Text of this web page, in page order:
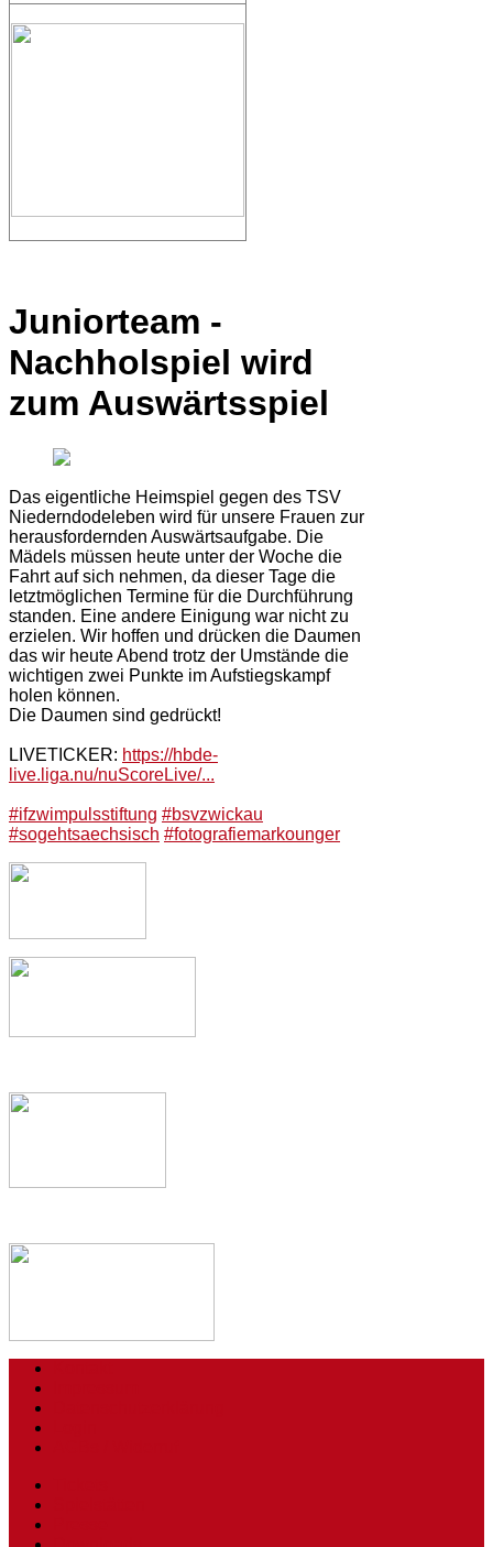
Juniorteam -
Nachholspiel wird
zum Auswärtsspiel
Das eigentliche Heimspiel gegen des TSV
Niederndodeleben wird für unsere Frauen zur
herausfordernden Auswärtsaufgabe. Die
Mädels müssen heute unter der Woche die
Fahrt auf sich nehmen, da dieser Tage die
letztmöglichen Termine für die Durchführung
standen. Eine andere Einigung war nicht zu
erzielen. Wir hoffen und drücken die Daumen
das wir heute Abend trotz der Umstände die
wichtigen zwei Punkte im Aufstiegskampf
holen können.
Die Daumen sind gedrückt!
LIVETICKER: https://hbde-
live.liga.nu/nuScoreLive/...
#ifzwimpulsstiftung #bsvzwickau
#sogehtsaechsisch #fotografiemarkounger